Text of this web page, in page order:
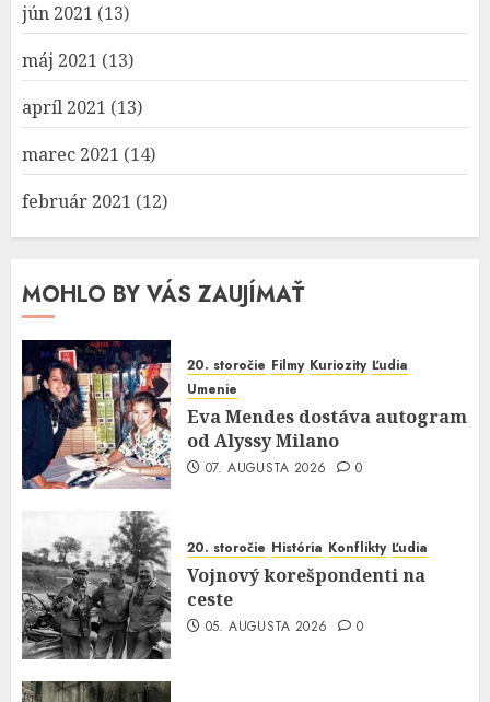
jún 2021 (13)
máj 2021 (13)
apríl 2021 (13)
marec 2021 (14)
február 2021 (12)
MOHLO BY VÁS ZAUJÍMAŤ
20. storočie Filmy Kuriozity Ľudia
Umenie
Eva Mendes dostáva autogram
od Alyssy Milano
07. AUGUSTA 2026 0
20. storočie História Konflikty Ľudia
Vojnový korešpondenti na
ceste
05. AUGUSTA 2026 0